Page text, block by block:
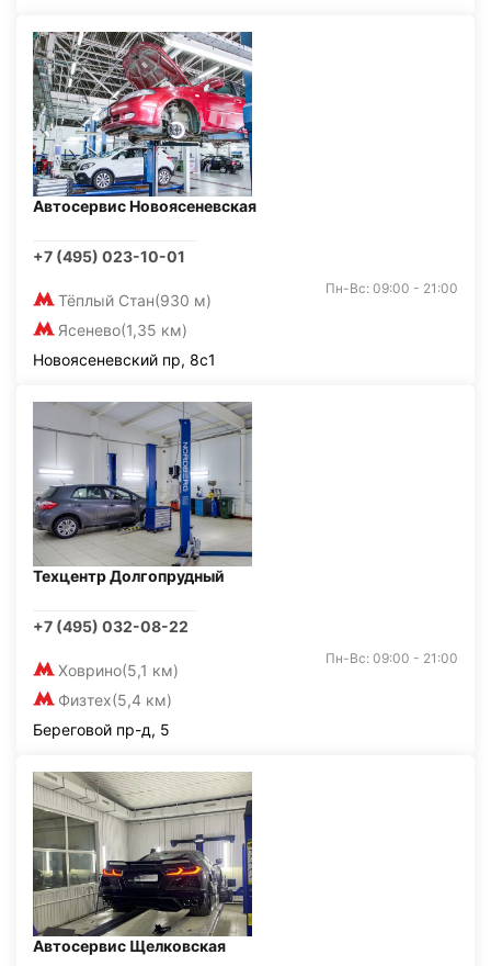
Автосервис Новоясеневская
+7 (495) 023-10-01
Тёплый Стан(930 м)
Ясенево(1,35 км)
Пн-Вс: 09:00 - 21:00
Новоясеневский пр, 8с1
Техцентр Долгопрудный
+7 (495) 032-08-22
Ховрино(5,1 км)
Физтех(5,4 км)
Пн-Вс: 09:00 - 21:00
Береговой пр-д, 5
Автосервис Щелковская